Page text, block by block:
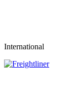
International